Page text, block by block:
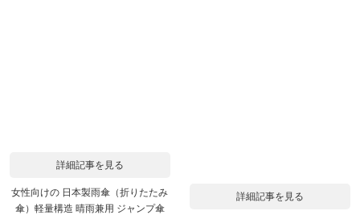
詳細記事を見る
女性向けの 日本製雨傘（折りたたみ
傘）軽量構造 晴雨兼用 ジャンプ傘
詳細記事を見る